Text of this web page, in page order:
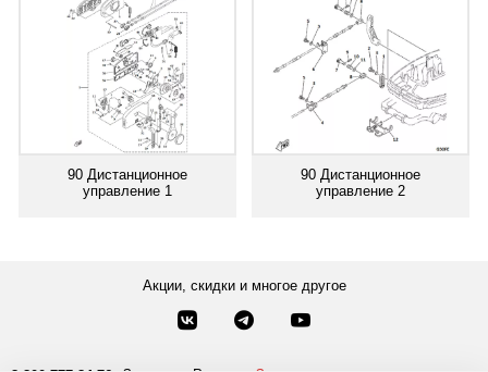
90 Дистанционное
управление 1
90 Дистанционное
управление 2
Акции, скидки и многое другое